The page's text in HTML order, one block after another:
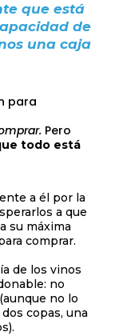
que está
de
una caja
para
Pero
todo está
a él por la
a que
su máxima
comprar.
de los vinos
no
no lo
copas, una